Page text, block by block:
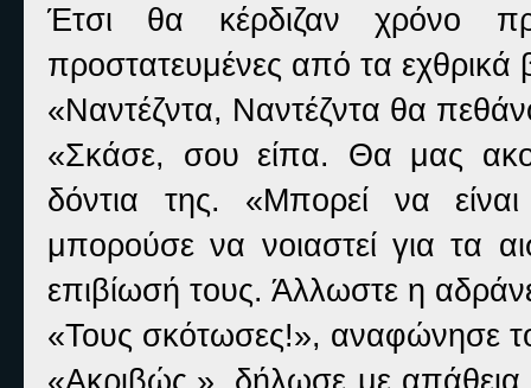
Έτσι θα κέρδιζαν χρόνο
προστατευμένες από τα εχθρικά
«Ναντέζντα, Ναντέζντα θα
«Σκάσε, σου είπα. Θα μας
δόντια της. «Μπορεί να
μπορούσε να νοιαστεί για τα
επιβίωσή τους. Άλλωστε η
«Τους σκότωσες!», αναφώνησε
«Ακριβώς.», δήλωσε με απάθεια